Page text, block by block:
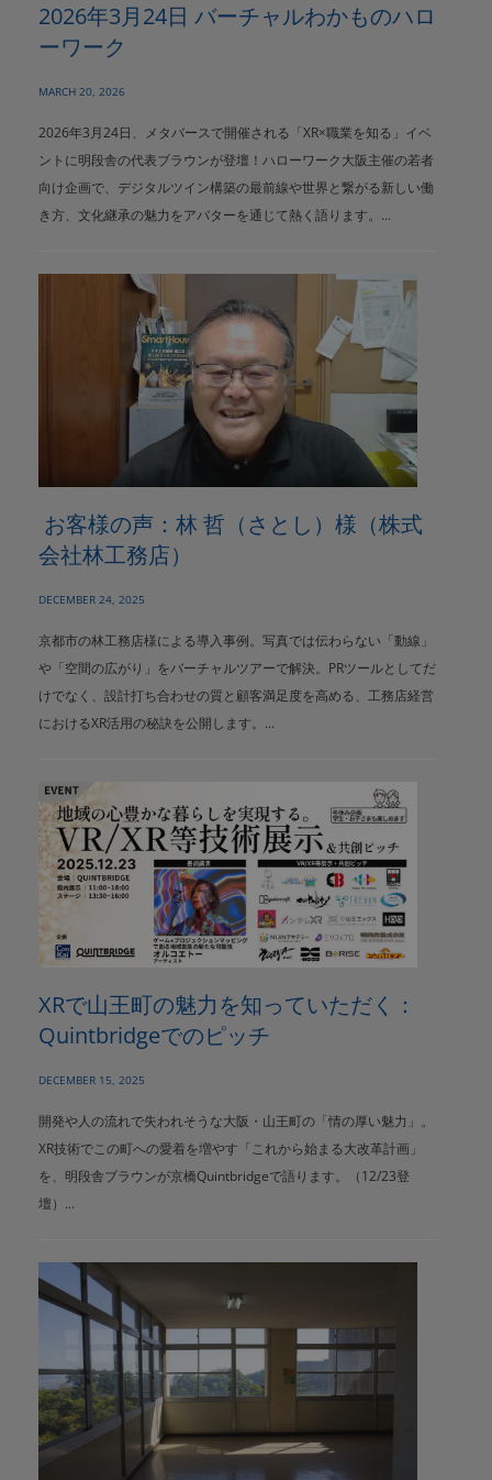
2026年3月24日 バーチャルわかものハロ
ーワーク
MARCH 20, 2026
2026年3月24日、メタバースで開催される「XR×職業を知る」イベ
ントに明段舎の代表ブラウンが登壇！ハローワーク大阪主催の若者
向け企画で、デジタルツイン構築の最前線や世界と繋がる新しい働
き方、文化継承の魅力をアバターを通じて熱く語ります。...
お客様の声：林 哲（さとし）様（株式
会社林工務店）
DECEMBER 24, 2025
京都市の林工務店様による導入事例。写真では伝わらない「動線」
や「空間の広がり」をバーチャルツアーで解決。PRツールとしてだ
けでなく、設計打ち合わせの質と顧客満足度を高める、工務店経営
におけるXR活用の秘訣を公開します。...
XRで山王町の魅力を知っていただく：
Quintbridgeでのピッチ
DECEMBER 15, 2025
開発や人の流れで失われそうな大阪・山王町の「情の厚い魅力」。
XR技術でこの町への愛着を増やす「これから始まる大改革計画」
を、明段舎ブラウンが京橋Quintbridgeで語ります。（12/23登
壇）...